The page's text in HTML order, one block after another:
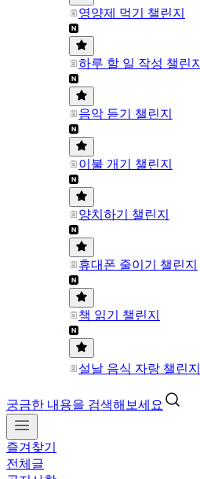
영양제 먹기 챌린지
하루 할 일 작성 챌린지
음악 듣기 챌린지
이불 개기 챌린지
양치하기 챌린지
휴대폰 줄이기 챌린지
책 읽기 챌린지
설날 음식 자랑 챌린지
궁금한 내용을 검색해보세요
즐겨찾기
전체글